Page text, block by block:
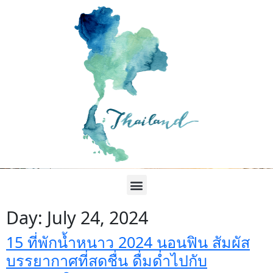
Day: July 24, 2024
15 ที่พักน้ำหนาว 2024 นอนฟิน สัมผัส
บรรยากาศที่สดชื่น ดื่มด่ำไปกับ